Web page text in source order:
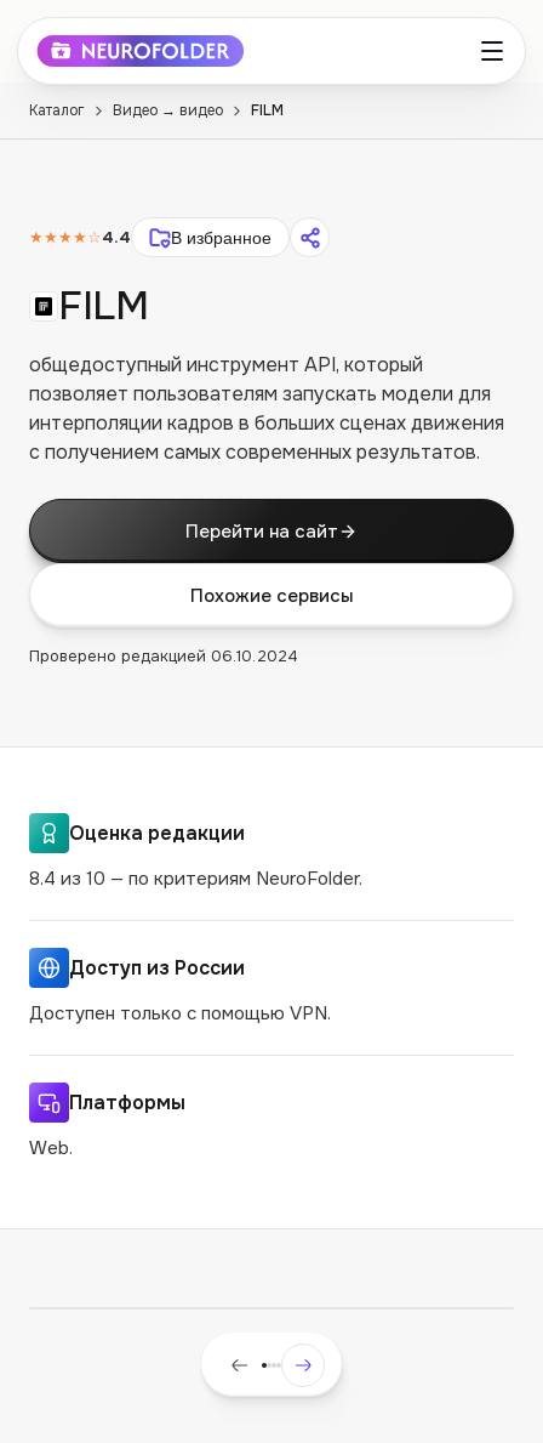
Каталог Видео → видео FILM
★★★★☆4.4 В избранное
FILM
общедоступный инструмент API, который
позволяет пользователям запускать модели для
интерполяции кадров в больших сценах движения
с получением самых современных результатов.
Перейти на сайт
Похожие сервисы
Проверено редакцией 06.10.2024
Оценка редакции
8.4 из 10 — по критериям NeuroFolder.
Доступ из России
Доступен только с помощью VPN.
Платформы
Web.